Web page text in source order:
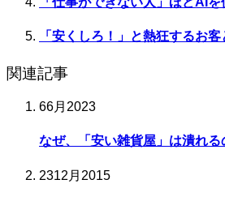
「安くしろ！」と熱狂するお
関連記事
66月 2023
なぜ、「安い雑貨屋」は潰れる
2312月 2015